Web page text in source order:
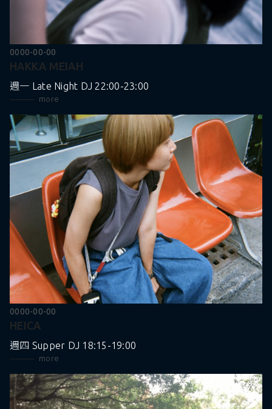
0000-00-00
HAKKA MEIAH
週一 Late Night DJ 22:00-23:00
more
0000-00-00
HEICA
週四 Supper DJ 18:15-19:00
more